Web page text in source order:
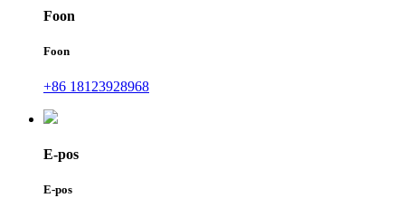
Foon
Foon
+86 18123928968
E-pos
E-pos